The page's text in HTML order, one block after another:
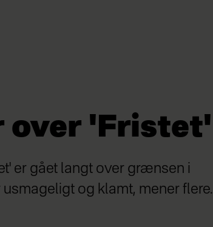
over 'Fristet'
er gået langt over grænsen i
og klamt, mener flere.